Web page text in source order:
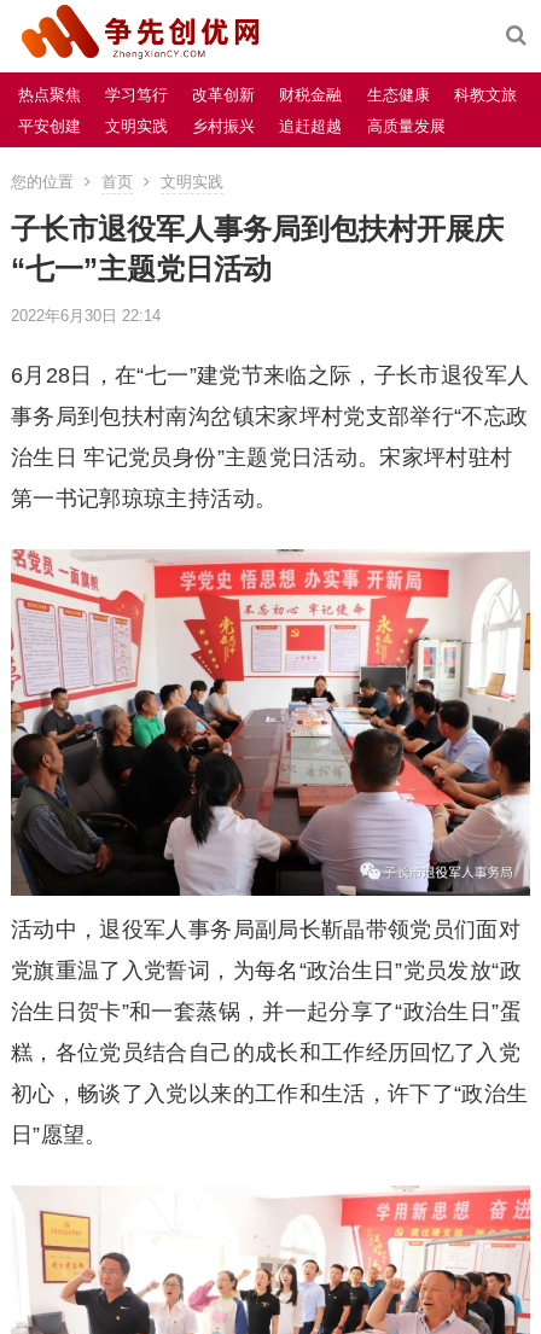
热点聚焦 学习笃行 改革创新 财税金融 生态健康
科教文旅
平安创建
文明实践 乡村振兴 追赶超越 高质量发展
您的位置 首页 文明实践
子长市退役军人事务局到包扶村开展庆
“七一”主题党日活动
2022年6月30日 22:14
6月28日，在“七一”建党节来临之际，子长市退役军人
事务局到包扶村南沟岔镇宋家坪村党支部举行“不忘政
治生日 牢记党员身份”主题党日活动。宋家坪村驻村
第一书记郭琼琼主持活动。
活动中，退役军人事务局副局长靳晶带领党员们面对
党旗重温了入党誓词，为每名“政治生日”党员发放“政
治生日贺卡”和一套蒸锅，并一起分享了“政治生日”蛋
糕，各位党员结合自己的成长和工作经历回忆了入党
初心，畅谈了入党以来的工作和生活，许下了“政治生
日”愿望。